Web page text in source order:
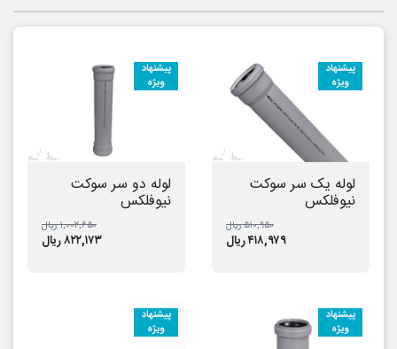
پیشنهاد
ویژه
لوله یک سر سوکت
نیوفلکس
۵۱۰,۹۵۰ ریال
۴۱۸,۹۷۹ ریال
پیشنهاد
ویژه
لوله دو سر سوکت
نیوفلکس
۱,۰۰۲,۶۵۰ ریال
۸۲۲,۱۷۳ ریال
پیشنهاد
ویژه
پیشنهاد
ویژه